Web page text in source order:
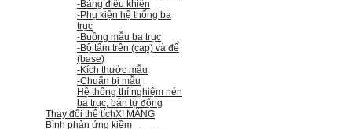
-Bảng điều khiển
-Phụ kiện hệ thống ba
trục
-Buồng mẫu ba trục
-Bộ tấm trên (cap) và đế
(base)
-Kích thước mẫu
-Chuẩn bị mẫu
Hệ thống thí nghiệm nén
ba trục, bán tự động
Thay đổi thể tíchXI MĂNG
Bình phản ứng kiềm